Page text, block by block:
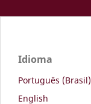
Idioma
Português (Brasil)
English